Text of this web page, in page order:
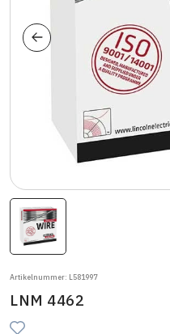
Artikelnummer: L581997
LNM 4462